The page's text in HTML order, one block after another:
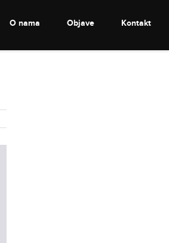
O nama Objave Kontakt